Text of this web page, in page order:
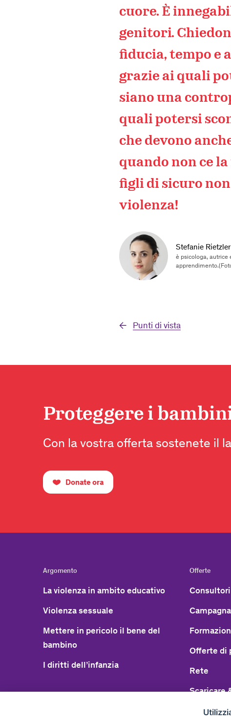
cuore. È
genitori.
fiducia, tempo e
grazie ai quali
siano una
quali potersi
che devono
quando non ce
figli di sicuro
violenza!
Stefanie Rietzler
è psicologa, autrice
Punti di vista
Proteggere i
Con la vostra offerta sostenete il
Donate ora
Argomento
La violenza in ambito educativo
Violenza sessuale
Mettere in pericolo il bene del
bambino
I diritti dell’infanzia
Offerte
Consultori
Offerte di
Rete
Scaricare